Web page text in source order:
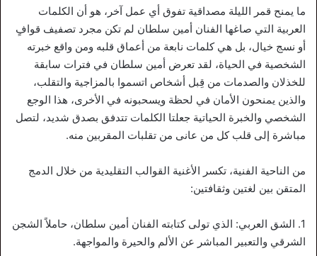
ما يمنح قمر الليلة مصداقية تفوق أي عمل آخر، هو أن الكلمات
العربية التي صاغها الفنان أمين سلطان لم تكن مجرد تصفيف قوافٍ
أو نسج خيال، بل هي كلمات نابعة من أعماق قلبه ومن واقع خبرته
الشخصية في الحياة، لقد تعرض أمين سلطان في فترات سابقة
للخذلان والصدمات من قِبل أشخاص اتسموا بالمزاجية والتقلب،
والذين يمنحون الأمان في لحظة ويسحبونه في الأخرى، هذا الوجع
الشخصي والخبرة الحياتية جعلتا الكلمات تتدفق بصدق شديد، لتصل
مباشرة إلى قلب كل من عانى من تقلبات المقربين منه.
من الناحية الفنية، تكسر الأغنية القوالب التقليدية من خلال الدمج
المتقن بين لغتين وثقافتين:
1. الشق العربي: الذي تولى كتابته الفنان أمين سلطان، حاملاً الشجن
الشرقي والتعبير المباشر عن الألم والحيرة والمواجهة.